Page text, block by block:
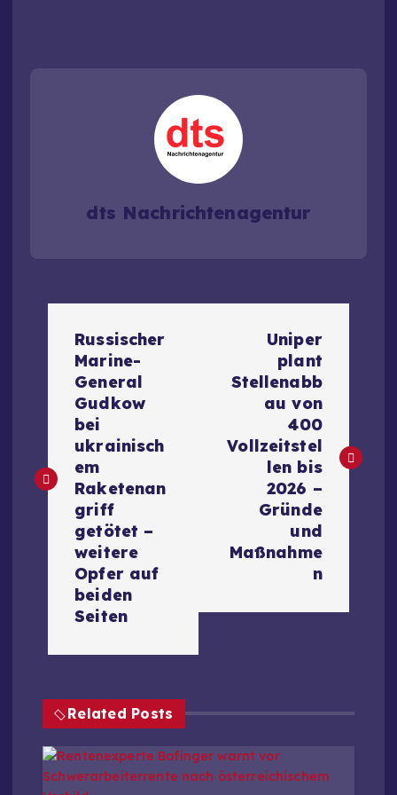
dts Nachrichtenagentur
r
v
Russischer
Marine-
General
Gudkow
bei
ukrainisch
em
Raketenan
griff
getötet –
weitere
Opfer auf
beiden
Seiten
Uniper
plant
Stellenabb
au von
400
Vollzeitstel
len bis
2026 –
Gründe
und
Maßnahme
n
Related Posts